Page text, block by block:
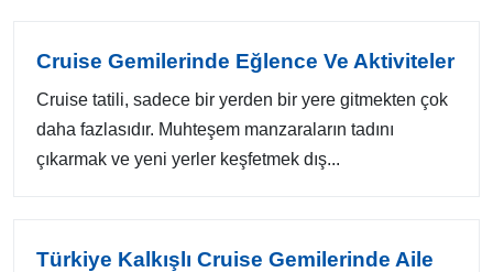
Cruise Gemilerinde Eğlence Ve Aktiviteler
Cruise tatili, sadece bir yerden bir yere gitmekten çok
daha fazlasıdır. Muhteşem manzaraların tadını
çıkarmak ve yeni yerler keşfetmek dış...
Türkiye Kalkışlı Cruise Gemilerinde Aile